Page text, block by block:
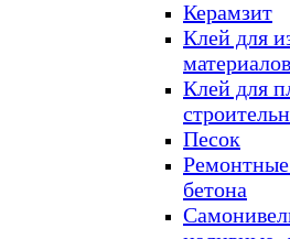
Керамзит
Клей для
материалов
Клей для
Песок
бетона